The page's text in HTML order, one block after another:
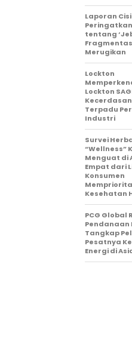
Laporan
tentang
Merugikan
Lockton
Lockton
Terpadu
Industri
Survei
“Wellness”
Menguat di
Empat dari
Konsumen
Kesehatan
PCG Global
Pendanaan
Tangkap
Pesatnya
Energi di